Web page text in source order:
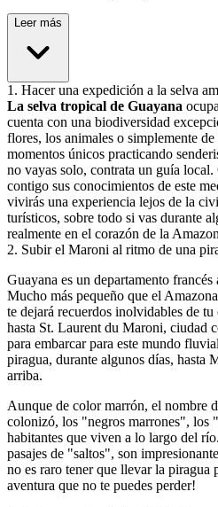
Leer más
1 . Hacer una expedición a la selva
La selva tropical de Guayana
cuenta con una biodiversidad
flores, los animales o simplemente
momentos únicos practicando
no vayas solo, contrata un guía
contigo sus conocimientos de este
vivirás una experiencia lejos de la
turísticos, sobre todo si vas durante
realmente en el corazón de la
2. Subir el Maroni al ritmo de una
Guayana es un departamento
Mucho más pequeño que el
te dejará recuerdos inolvidables de
hasta St. Laurent du Maroni, ciudad
para embarcar para este mundo
piragua, durante algunos días, hasta
arriba.
Aunque de color marrón, el nombre
colonizó, los "negros marrones", los
habitantes que viven a lo largo del
pasajes de "saltos", son
no es raro tener que llevar la piragua
aventura que no te puedes perder!